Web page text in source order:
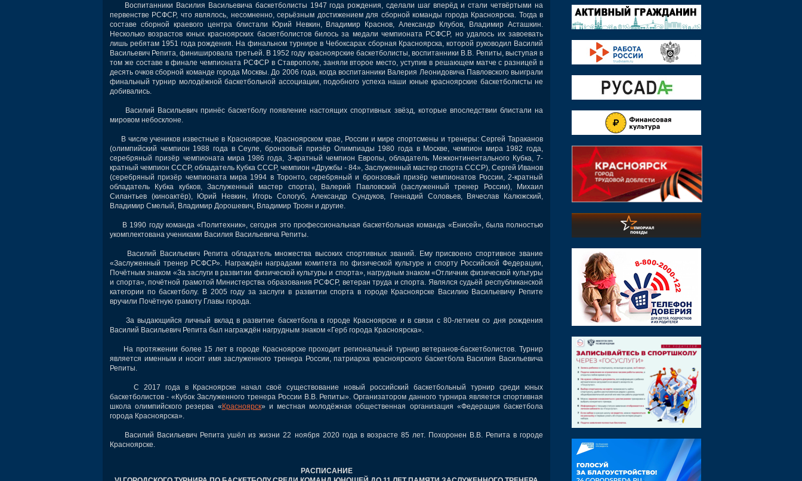
Воспитанники Василия Васильевича баскетболисты 1947 года рождения, сделали шаг вперёд и стали четвёртыми на
первенстве РСФСР, что являлось, несомненно, серьёзным достижением для сборной команды города Красноярска. Тогда в
составе сборной краевого центра блистали Юрий Невкин, Владимир Краснов, Александр Клубов, Владимир Асташкин.
Несколько возрастов юных красноярских баскетболистов билось за медали чемпионата РСФСР, но удалось их завоевать
лишь ребятам 1951 года рождения. На финальном турнире в Чебоксарах сборная Красноярска, которой руководил Василий
Васильевич Репита, финишировала третьей. В 1952 году красноярские баскетболисты, воспитанники В.В. Репиты, выступая в
том же составе в финале чемпионата РСФСР в Ставрополе, заняли второе место, уступив в решающем матче с разницей в
десять очков сборной команде города Москвы. До 2006 года, когда воспитанники Валерия Леонидовича Павловского выиграли
финальный турнир молодёжной баскетбольной ассоциации, подобного успеха наши юные красноярские баскетболисты не
добивались.
Василий Васильевич принёс баскетболу появление настоящих спортивных звёзд, которые впоследствии блистали на
мировом небосклоне.
В числе учеников известные в Красноярске, Красноярском крае, России и мире спортсмены и тренеры: Сергей Тараканов
(олимпийский чемпион 1988 года в Сеуле, бронзовый призёр Олимпиады 1980 года в Москве, чемпион мира 1982 года,
серебряный призёр чемпионата мира 1986 года, 3-кратный чемпион Европы, обладатель Межконтинентального Кубка, 7-
кратный чемпион СССР, обладатель Кубка СССР, чемпион «Дружбы - 84», Заслуженный мастер спорта СССР), Сергей Иванов
(серебряный призёр чемпионата мира 1994 в Торонто, серебряный и бронзовый призёр чемпионатов России, 2-кратный
обладатель Кубка кубков, Заслуженный мастер спорта), Валерий Павловский (заслуженный тренер России), Михаил
Силантьев (киноактёр), Юрий Невкин, Игорь Сологуб, Александр Сундуков, Геннадий Соловьев, Вячеслав Калюжский,
Владимир Смелый, Владимир Дорошевич, Владимир Троян и другие.
В 1990 году команда «Политехник», сегодня это профессиональная баскетбольная команда «Енисей», была полностью
укомплектована учениками Василия Васильевича Репиты.
Василий Васильевич Репита обладатель множества высоких спортивных званий. Ему присвоено спортивное звание
«Заслуженный тренер РСФСР». Награждён наградами комитета по физической культуре и спорту Российской Федерации,
Почётным знаком «За заслуги в развитии физической культуры и спорта», нагрудным знаком «Отличник физической культуры
и спорта», почётной грамотой Министерства образования РСФСР, ветеран труда и спорта. Являлся судьёй республиканской
категории по баскетболу. В 2005 году за заслуги в развитии спорта в городе Красноярске Василию Васильевичу Репите
вручили Почётную грамоту Главы города.
За выдающийся личный вклад в развитие баскетбола в городе Красноярске и в связи с 80-летием со дня рождения
Василий Васильевич Репита был награждён нагрудным знаком «Герб города Красноярска».
На протяжении более 15 лет в городе Красноярске проходит региональный турнир ветеранов-баскетболистов. Турнир
является именным и носит имя заслуженного тренера России, патриарха красноярского баскетбола Василия Васильевича
Репиты.
С 2017 года в Красноярске начал своё существование новый российский баскетбольный турнир среди юных
баскетболистов - «Кубок Заслуженного тренера России В.В. Репиты». Организатором данного турнира является спортивная
школа олимпийского резерва «Красноярск» и местная молодёжная общественная организация «Федерация баскетбола
города Красноярска».
Василий Васильевич Репита ушёл из жизни 22 ноября 2020 года в возрасте 85 лет. Похоронен В.В. Репита в городе
Красноярске.
РАСПИСАНИЕ